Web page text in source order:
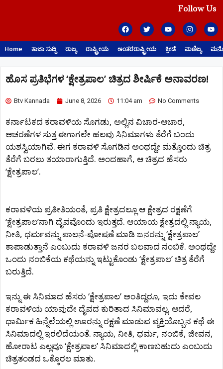
Follow Us
Home ತಾಜಾ ಸುದ್ದಿ ರಾಜ್ಯ ರಾಷ್ಟ್ರೀಯ ಅಂತರರಾಷ್ಟ್ರೀಯ ಕ್ರೀಡೆ ವಾಣಿಜ್ಯ
ಹೊಸ ಪ್ರತಿಭೆಗಳ ‘ಕ್ಷೇತ್ರಪಾಲ’ ಚಿತ್ರದ ಶೀರ್ಷಿಕೆ ಅನಾವರಣ!
Btv Kannada June 8, 2026 11:04 am No Comments
ಕರ್ನಾಟಕದ ಕರಾವಳಿಯ ಸೊಗಡು, ಅಲ್ಲಿನ ವಿಚಾರ-ಆಚಾರ,
ಆಚರಣೆಗಳ ಸುತ್ತ ಈಗಾಗಲೇ ಹಲವು ಸಿನಿಮಾಗಳು ತೆರೆಗೆ ಬಂದು
ಯಶಸ್ವಿಯಾಗಿವೆ. ಈಗ ಕರಾವಳಿ ಸೊಗಡಿನ ಅಂಥದ್ದೇ ಮತ್ತೊಂದು ಚಿತ್ರ
ತೆರೆಗೆ ಬರಲು ತಯಾರಾಗುತ್ತಿದೆ. ಅಂದಹಾಗೆ, ಆ ಚಿತ್ರದ ಹೆಸರು
‘ಕ್ಷೇತ್ರಪಾಲ’.
ಕರಾವಳಿಯ ಪ್ರತೀತಿಯಂತೆ, ಪ್ರತಿ ಕ್ಷೇತ್ರದಲ್ಲೂ ಆ ಕ್ಷೇತ್ರದ ರಕ್ಷಣೆಗೆ
‘ಕ್ಷೇತ್ರಪಾಲ’ನಾಗಿ ದೈವವೊಂದು ಇರುತ್ತದೆ. ಆಯಾಯ ಕ್ಷೇತ್ರದಲ್ಲಿ ನ್ಯಾಯ,
ನೀತಿ, ಧರ್ಮವನ್ನು ಪಾಲನೆ-ಪೋಷಣೆ ಮಾಡಿ ಜನರನ್ನು ‘ಕ್ಷೇತ್ರಪಾಲ’
ಕಾಪಾಡುತ್ತಾನೆ ಎಂಬುದು ಕರಾವಳಿ ಜನರ ಬಲವಾದ ನಂಬಿಕೆ. ಅಂಥದ್ದೇ
ಒಂದು ನಂಬಿಕೆಯ ಕಥೆಯನ್ನು ಇಟ್ಟುಕೊಂಡು ‘ಕ್ಷೇತ್ರಪಾಲ’ ಚಿತ್ರ ತೆರೆಗೆ
ಬರುತ್ತಿದೆ.
ಇನ್ನು ಈ ಸಿನಿಮಾದ ಹೆಸರು ‘ಕ್ಷೇತ್ರಪಾಲ’ ಅಂತಿದ್ದರೂ, ಇದು ಕೇವಲ
ಕರಾವಳಿಯ ಯಾವುದೇ ದೈವದ ಕುರಿತಾದ ಸಿನಿಮಾವಲ್ಲ. ಆದರೆ,
ಧಾರ್ಮಿಕ ಹಿನ್ನೆಲೆಯಲ್ಲಿ ಊರನ್ನು ರಕ್ಷಣೆ ಮಾಡುವ ವ್ಯಕ್ತಿಯೊಬ್ಬನ ಕಥೆ ಈ
ಸಿನಿಮಾದಲ್ಲಿ ಇರಲಿದೆಯಂತೆ. ನ್ಯಾಯ, ನೀತಿ, ಧರ್ಮ, ನಂಬಿಕೆ, ಜೀವನ,
ಹೋರಾಟ ಎಲ್ಲವೂ ‘ಕ್ಷೇತ್ರಪಾಲ’ ಸಿನಿಮಾದಲ್ಲಿ ಕಾಣಬಹುದು ಎಂಬುದು
ಚಿತ್ರತಂಡದ ಒಕ್ಕೊರಲ ಮಾತು.